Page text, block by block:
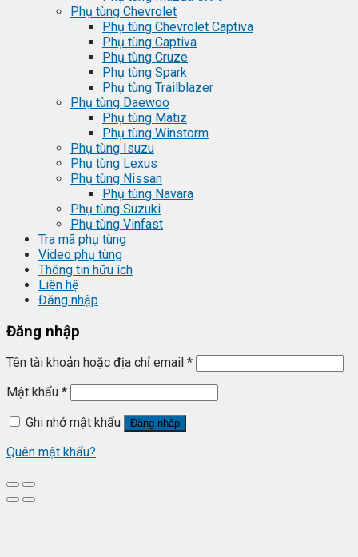
Phụ tùng Chevrolet
Phụ tùng Chevrolet Captiva
Phụ tùng Captiva
Phụ tùng Cruze
Phụ tùng Spark
Phụ tùng Trailblazer
Phụ tùng Daewoo
Phụ tùng Matiz
Phụ tùng Winstorm
Phụ tùng Isuzu
Phụ tùng Lexus
Phụ tùng Nissan
Phụ tùng Navara
Phụ tùng Suzuki
Phụ tùng Vinfast
Tra mã phụ tùng
Video phụ tùng
Thông tin hữu ích
Liên hệ
Đăng nhập
Đăng nhập
Tên tài khoản hoặc địa chỉ email *
Mật khẩu *
Ghi nhớ mật khẩu
Đăng nhập
Quên mật khẩu?